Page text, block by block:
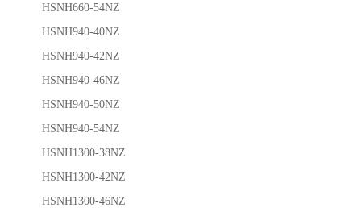
HSNH660-54NZ
HSNH940-40NZ
HSNH940-42NZ
HSNH940-46NZ
HSNH940-50NZ
HSNH940-54NZ
HSNH1300-38NZ
HSNH1300-42NZ
HSNH1300-46NZ